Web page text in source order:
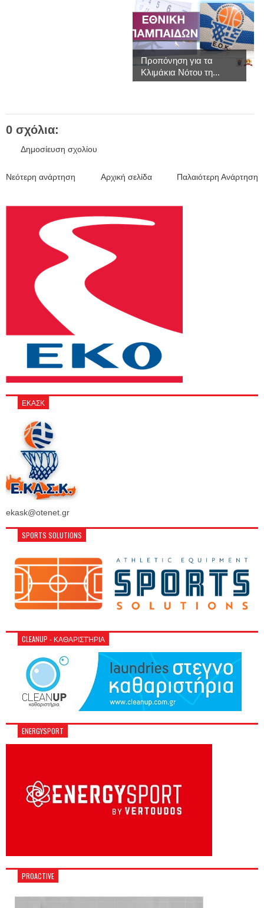
Προπόνηση για τα
Κλιμάκια Νότου τη...
0 σχόλια:
Δημοσίευση σχολίου
Νεότερη ανάρτηση Παλαιότερη Ανάρτηση
Αρχική σελίδα
ΕΚΑΣΚ
ekask@otenet.gr
SPORTS SOLUTIONS
CLEANUP - ΚΑΘΑΡΙΣΤΉΡΙΑ
ENERGYSPORT
PROACTIVE